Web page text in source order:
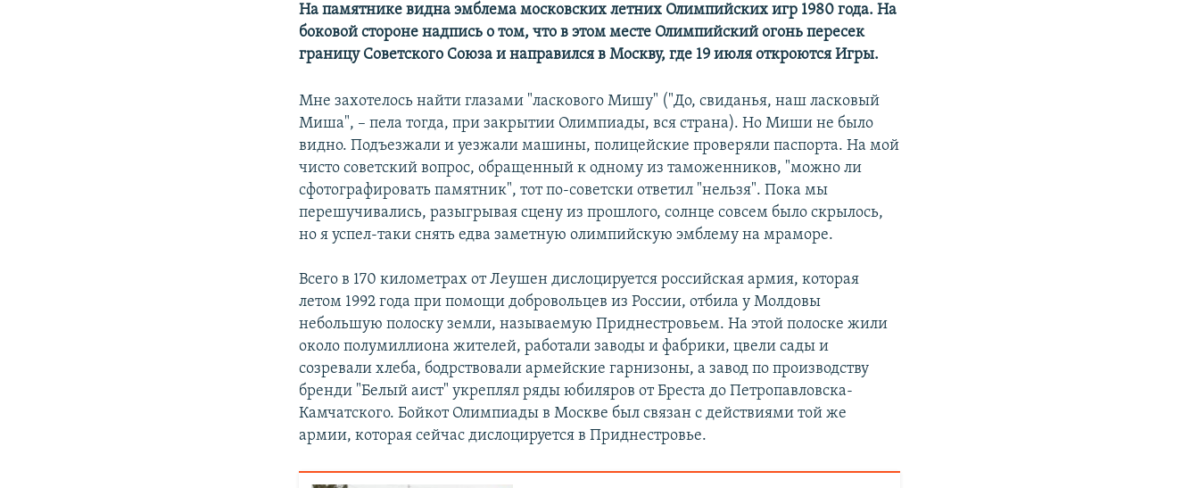
На памятнике видна эмблема московских летних Олимпийских игр 1980 года. На
боковой стороне надпись о том, что в этом месте Олимпийский огонь пересек
границу Советского Союза и направился в Москву, где 19 июля откроются Игры.
Мне захотелось найти глазами "ласкового Мишу" ("До, свиданья, наш ласковый
Миша", – пела тогда, при закрытии Олимпиады, вся страна). Но Миши не было
видно. Подъезжали и уезжали машины, полицейские проверяли паспорта. На мой
чисто советский вопрос, обращенный к одному из таможенников, "можно ли
сфотографировать памятник", тот по-советски ответил "нельзя". Пока мы
перешучивались, разыгрывая сцену из прошлого, солнце совсем было скрылось,
но я успел-таки снять едва заметную олимпийскую эмблему на мраморе.
Всего в 170 километрах от Леушен дислоцируется российская армия, которая
летом 1992 года при помощи добровольцев из России, отбила у Молдовы
небольшую полоску земли, называемую Приднестровьем. На этой полоске жили
около полумиллиона жителей, работали заводы и фабрики, цвели сады и
созревали хлеба, бодрствовали армейские гарнизоны, а завод по производству
бренди "Белый аист" укреплял ряды юбиляров от Бреста до Петропавловска-
Камчатского. Бойкот Олимпиады в Москве был связан с действиями той же
армии, которая сейчас дислоцируется в Приднестровье.